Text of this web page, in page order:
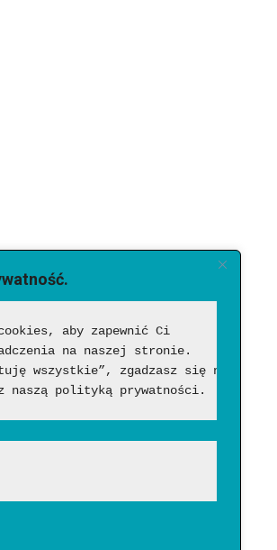
aby zapewnić Ci
na naszej stronie.
wszystkie”, zgadzasz się na ich
naszą polityką prywatności.